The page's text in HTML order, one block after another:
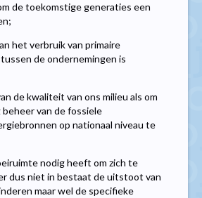
de toekomstige generaties een
het verbruik van primaire
de ondernemingen is
de kwaliteit van ons milieu als om
van de fossiele
op nationaal niveau te
nodig heeft om zich te
dus niet in bestaat de uitstoot van
maar wel de specifieke